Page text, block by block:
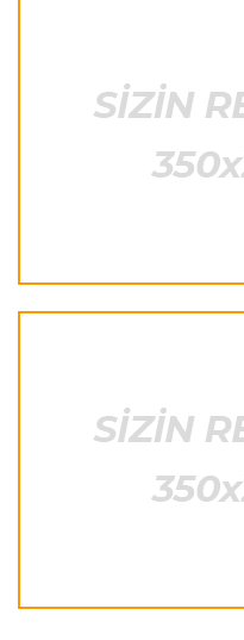
bənzəyir"
23:38 06.08.2026
İtaliya S.A. 23:27 06.08.2026
Neapolda
stadion tikiləcək
"Reyncers" uduzdu,